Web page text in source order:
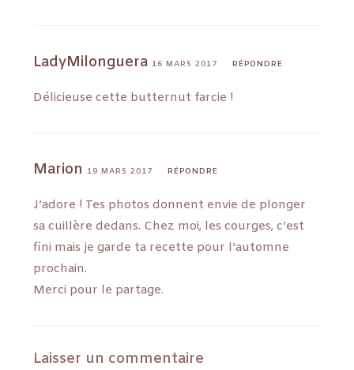
LadyMilonguera 16 MARS 2017 RÉPONDRE
Délicieuse cette butternut farcie !
Marion 19 MARS 2017 RÉPONDRE
J’adore ! Tes photos donnent envie de plonger
sa cuillère dedans. Chez moi, les courges, c’est
fini mais je garde ta recette pour l’automne
prochain.
Merci pour le partage.
Laisser un commentaire